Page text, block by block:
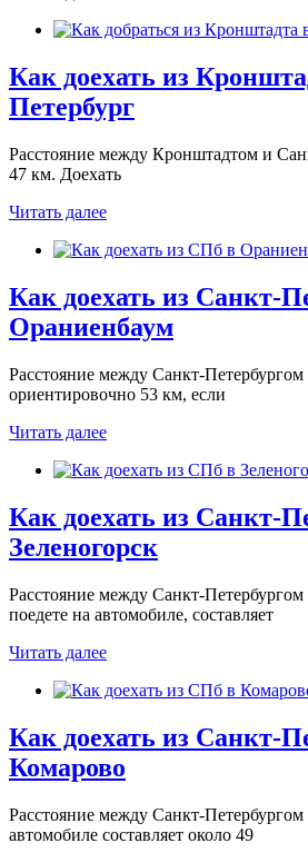
Как доехать из
Петербург
Расстояние между Кронштадтом и
47 км. Доехать
Читать далее
Как доехать из Санкт-
Ораниенбаум
Расстояние между Санкт-
ориентировочно 53 км, если
Читать далее
Как доехать из Санкт-
Зеленогорск
Расстояние между Санкт-Петербургом
поедете на автомобиле, составляет
Читать далее
Как доехать из Санкт-
Комарово
Расстояние между Санкт-
автомобиле составляет около 49